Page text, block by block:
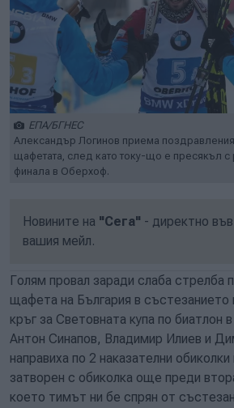
ЕПА/БГНЕС
Александър Логинов приема поздравления
щафетата, след като току-що е пресякъл с
финала в Оберхоф.
Новините на "Сега" - директно във
вашия мейл.
Голям провал заради слаба стрелба
щафета на България в състезанието
кръг за Световната купа по биатлон
Антон Синапов, Владимир Илиев и
направиха по 2 наказателни
затворен с обиколка още преди
което тимът ни бе спрян от